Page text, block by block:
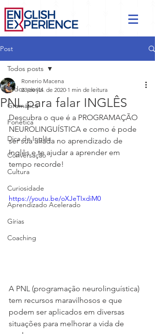
Post
Todos posts
Gramática
Fonética
Dica de Inglês
Conversação
Cultura
Curiosidade
Aprendizado Acelerado
Gírias
Coaching
Todos posts
PNL para falar INGLÊS
Ronerio Macena
23 de jul. de 2020 1 min de leitura
Descubra o que é a PROGRAMAÇÃO
NEUROLINGUÍSTICA e como é pode
ser sua aliada no aprendizado de
Inglês e te ajudar a aprender em
tempo recorde!
https://youtu.be/oXJeTIxdiM0
A PNL (programação neurolinguística)
tem recursos maravilhosos e que
podem ser aplicados em diversas
situações para melhorar a vida de